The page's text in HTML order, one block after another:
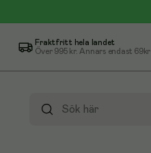
Fraktfritt hela landet
Över 995 kr. Annars endast 69kr